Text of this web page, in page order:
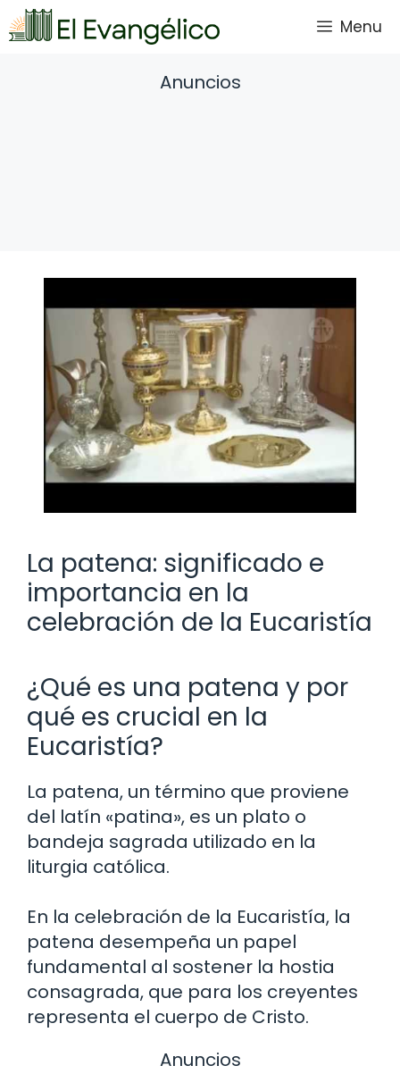
Saltar
al
Menu
Anuncios
La patena: significado e
importancia en la
celebración de la Eucaristía
¿Qué es una patena y por
qué es crucial en la
Eucaristía?
La patena, un término que proviene
del latín «patina», es un plato o
bandeja sagrada utilizado en la
liturgia católica.
En la celebración de la Eucaristía, la
patena desempeña un papel
fundamental al sostener la hostia
consagrada, que para los creyentes
representa el cuerpo de Cristo.
Anuncios